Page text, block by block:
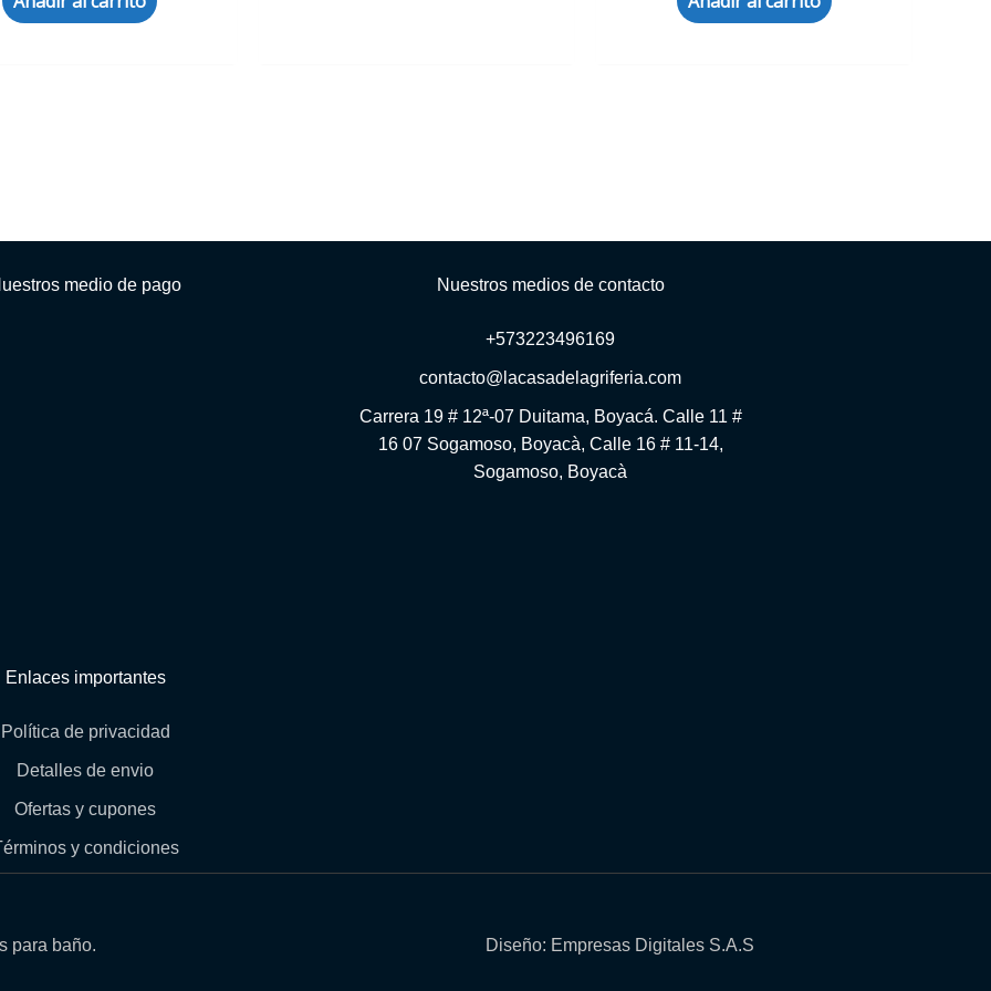
medio de pago
Enlaces importantes
Política de privacidad
Detalles de envio
Ofertas y cupones
y condiciones
Nuestros medios de contacto
+573223496169
contacto@lacasadelagriferia.com
Carrera 19 # 12ª-07 Duitama, Boyacá. Calle 11 #
16 07 Sogamoso, Boyacà, Calle 16 # 11-14,
Sogamoso, Boyacà
para baño. Diseño: Empresas Digitales S.A.S